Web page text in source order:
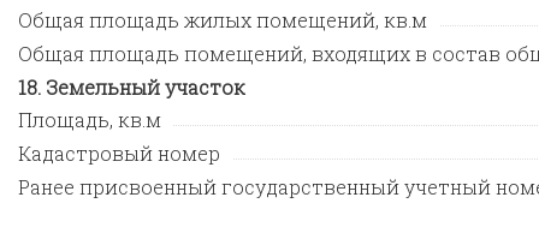
Общая площадь жилых помещений, кв.м
Общая площадь помещений, входящих в состав
Земельный участок
Площадь, кв.м
Кадастровый номер
Ранее присвоенный государственный учетный